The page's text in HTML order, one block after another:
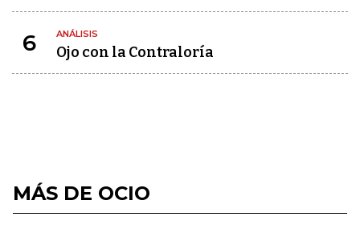
6 ANÁLISIS
Ojo con la Contraloría
MÁS DE OCIO